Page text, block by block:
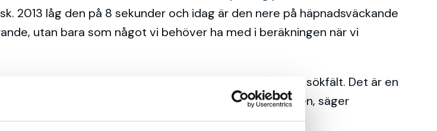
2013 låg den på 8 sekunder och idag är den nere på häpnadsväckande
utan bara som något vi behöver ha med i beräkningen när vi
syns din sponsrade annons över YouTubes organiska sökfält. Det är en
Det kan verkligen tillföra ett värde för användaren, säger